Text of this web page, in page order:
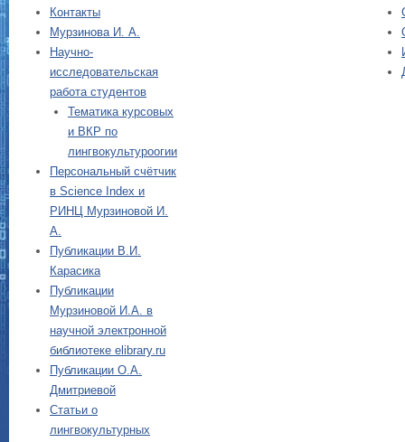
Контакты
Мурзинова И. А.
Научно-
исследовательская
работа студентов
Тематика курсовых
и ВКР по
лингвокультуроогии
Персональный счётчик
в Science Index и
РИНЦ Мурзиновой И.
А.
Публикации В.И.
Карасика
Публикации
Мурзиновой И.А. в
научной электронной
библиотеке elibrary.ru
Публикации О.А.
Дмитриевой
Статьи о
лингвокультурных